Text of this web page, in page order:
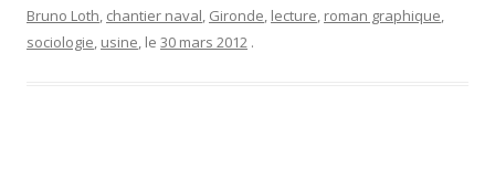
Bruno Loth, chantier naval, Gironde, lecture, roman graphique,
sociologie, usine, le 30 mars 2012 .